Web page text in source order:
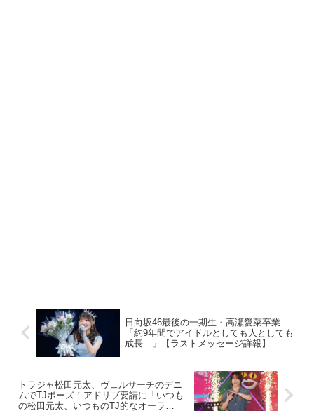
日向坂46最後の一期生・高瀬愛菜卒業
「約9年間でアイドルとしても人としても
成長…」【ラストメッセージ詳報】
トラジャ松田元太、ヴェルサーチのデニ
ムでTJボーズ！アドリブ要請に「いつも
の松田元太、いつものTJ的なオーラ